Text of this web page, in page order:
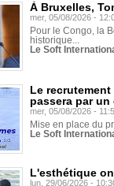
À Bruxelles,
mer, 05/08/2026 -
Pour le Congo, la
historique...
Le Soft
Le
passera par
mer, 05/08/2026 -
Mise en place du
Le Soft
L'esthétique
lun, 29/06/2026 -